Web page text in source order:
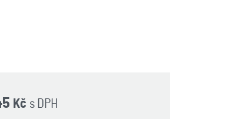
s DPH
Kč